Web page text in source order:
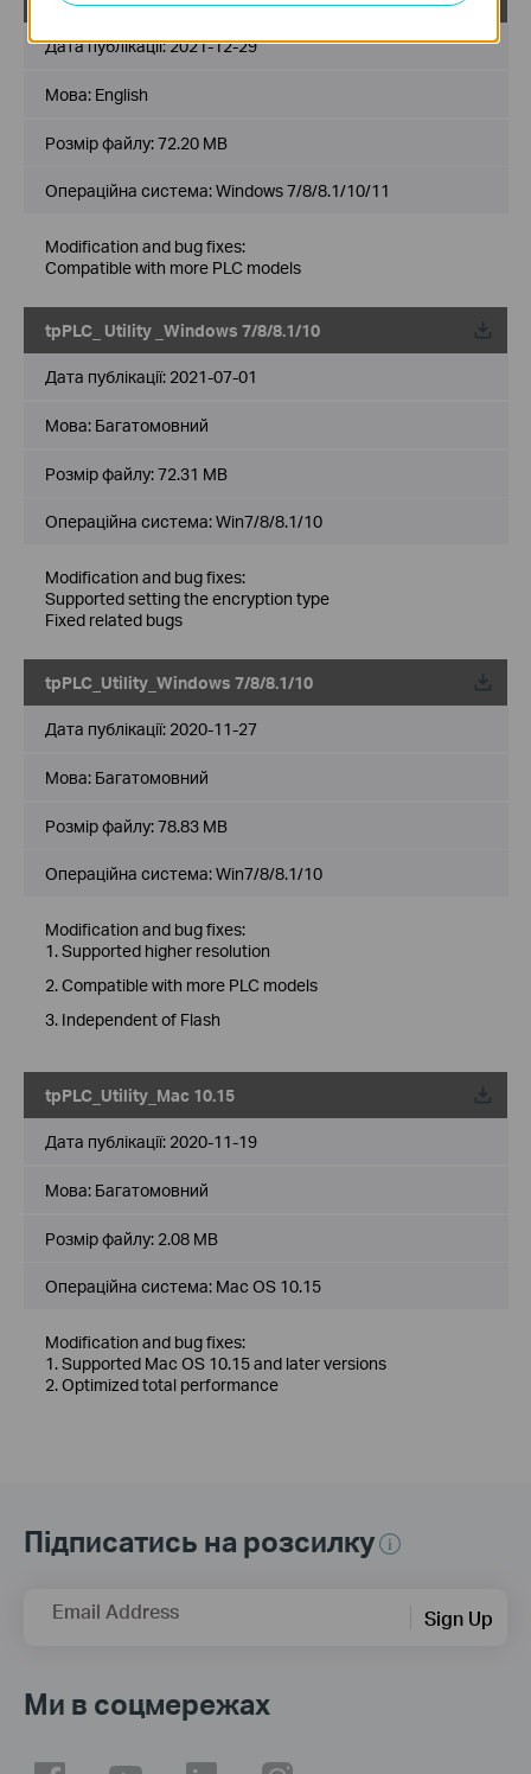
Дата публікації:2021-12-29
Мова: English
Розмір файлу:72.20 MB
Операційна система: Windows 7/8/8.1/10/11
Modification and bug fixes:
Compatible with more PLC models
tpPLC_ Utility _Windows 7/8/8.1/10
Дата публікації: 2021-07-01
Мова: Багатомовний
Розмір файлу:72.31 MB
Операційна система: Win7/8/8.1/10
Modification and bug fixes:
Supported setting the encryption type
Fixed related bugs
tpPLC_Utility_Windows 7/8/8.1/10
Дата публікації: 2020-11-27
Мова: Багатомовний
Розмір файлу:78.83 MB
Операційна система: Win7/8/8.1/10
Modification and bug fixes:
1. Supported higher resolution
2. Compatible with more PLC models
3. Independent of Flash
tpPLC_Utility_Mac 10.15
Дата публікації: 2020-11-19
Мова: Багатомовний
Розмір файлу: 2.08 MB
Операційна система: Mac OS 10.15
Modification and bug fixes:
1. Supported Mac OS 10.15 and later versions
2. Optimized total performance
Підписатись на розсилку
Email Address Sign Up
Ми в соцмережах